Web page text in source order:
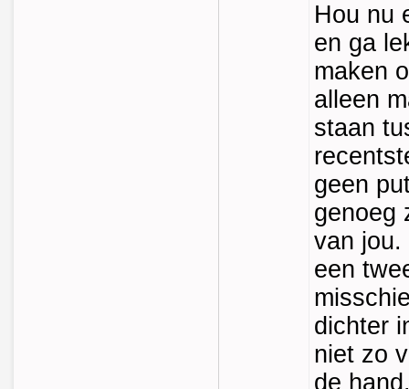
Hou nu
en ga
maken
alleen
staan
geen
genoeg
van jou.
een
dichter
niet zo
de